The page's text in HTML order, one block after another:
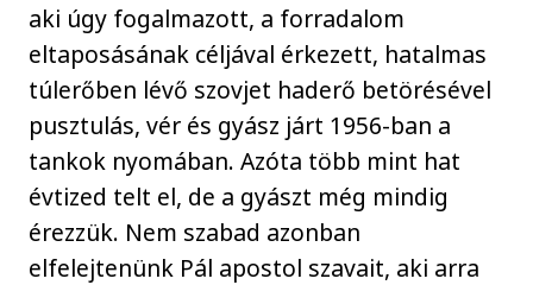
aki úgy fogalmazott, a forradalom
eltaposásának céljával érkezett, hatalmas
túlerőben lévő szovjet haderő betörésével
pusztulás, vér és gyász járt 1956-ban a
tankok nyomában. Azóta több mint hat
évtized telt el, de a gyászt még mindig
érezzük. Nem szabad azonban
elfelejtenünk Pál apostol szavait, aki arra